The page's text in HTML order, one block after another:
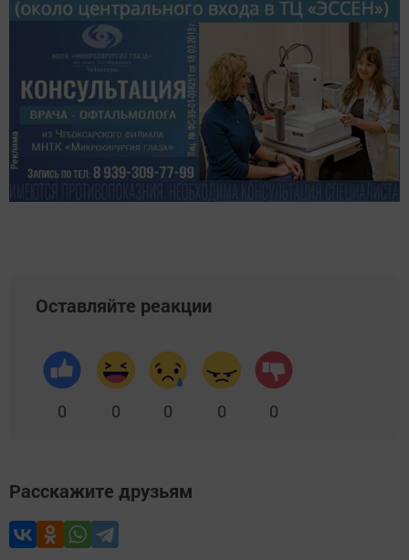
Оставляйте реакции
0 0 0 0 0
Расскажите друзьям